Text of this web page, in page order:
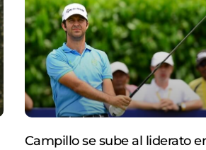
Campillo se sube al liderato